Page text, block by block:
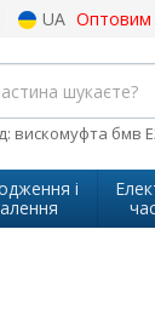
UA Оптовим
вискомуфта бмв
і